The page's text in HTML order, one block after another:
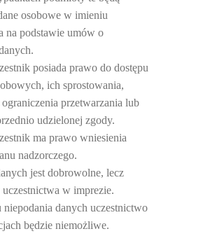
osobowe w imieniu
na podstawie umów o
posiada prawo do dostępu
ich sprostowania,
przetwarzania lub
udzielonej zgody.
ma prawo wniesienia
nadzorczego.
jest dobrowolne, lecz
uczestnictwa w imprezie.
danych uczestnictwo
będzie niemożliwe.